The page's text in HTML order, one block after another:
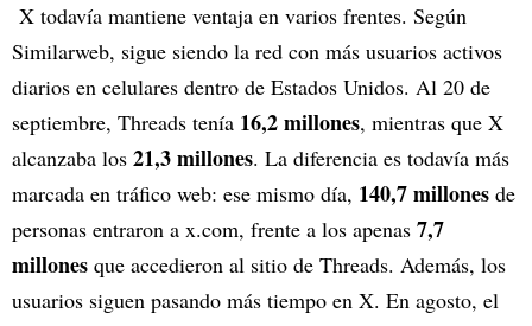
X todavía mantiene ventaja en varios frentes. Según
Similarweb, sigue siendo la red con más usuarios activos
diarios en celulares dentro de Estados Unidos. Al 20 de
septiembre, Threads tenía 16,2 millones, mientras que X
alcanzaba los 21,3 millones. La diferencia es todavía más
marcada en tráfico web: ese mismo día, 140,7 millones de
personas entraron a x.com, frente a los apenas 7,7
millones que accedieron al sitio de Threads. Además, los
usuarios siguen pasando más tiempo en X. En agosto, el